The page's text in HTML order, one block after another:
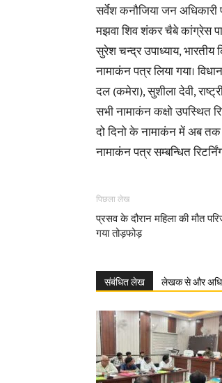
सर्वेश कनौजिया जन अधिकारी
मझवा शिव शंकर चैबे कांग्रेस
सुरेश चन्द्र उपाध्याय, भारतीय
नामाकंन पत्र लिया गया।
दल (कमेरा), सुशीला देवी,
सभी नामाकंन कक्षो उपस्थित
दो दिनो के नामाकंन में अब तक
नामाकंन पत्र सम्बन्धित
पिछला लेख
प्रसव के दौरान महिला की मौत
गया तोड़फोड़
संबंधित लेख लेखक से और